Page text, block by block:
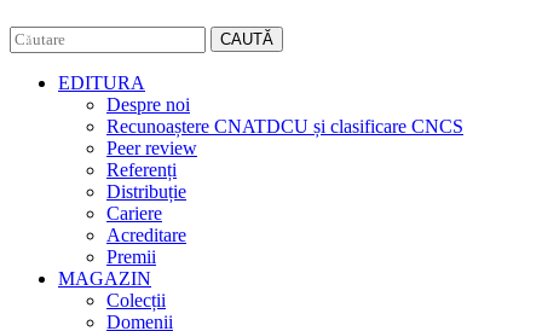
CAUTĂ
EDITURA
Despre noi
Recunoaștere CNATDCU și clasificare CNCS
Peer review
Referenți
Distribuție
Cariere
Acreditare
Premii
MAGAZIN
Colecții
Domenii